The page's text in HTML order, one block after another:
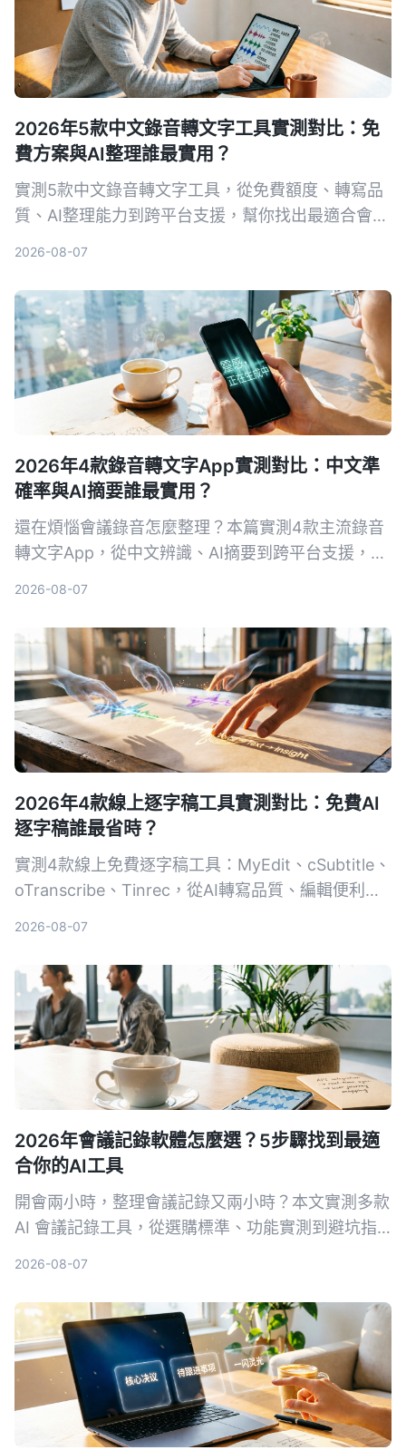
2026年5款中文錄音轉文字工具實測對比：免
費方案與AI整理誰最實用？
實測5款中文錄音轉文字工具，從免費額度、轉寫品
質、AI整理能力到跨平台支援，幫你找出最適合會議
2026-08-07
2026年4款錄音轉文字App實測對比：中文準
確率與AI摘要誰最實用？
還在煩惱會議錄音怎麼整理？本篇實測4款主流錄音
轉文字App，從中文辨識、AI摘要到跨平台支援，幫
2026-08-07
2026年4款線上逐字稿工具實測對比：免費AI
逐字稿誰最省時？
實測4款線上免費逐字稿工具：MyEdit、cSubtitle、
oTranscribe、Tinrec，從AI轉寫品質、編輯便利
2026-08-07
2026年會議記錄軟體怎麼選？5步驟找到最適
合你的AI工具
開會兩小時，整理會議記錄又兩小時？本文實測多款
AI 會議記錄工具，從選購標準、功能實測到避坑指
可體驗。
2026-08-07